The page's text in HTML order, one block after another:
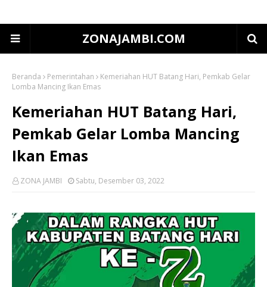
ZONAJAMBI.COM
Beranda Pemerintahan
Kemeriahan HUT Batang Hari, Pemkab Gelar
Lomba Mancing Ikan Emas
Kemeriahan HUT Batang Hari,
Pemkab Gelar Lomba Mancing
Ikan Emas
ZONA JAMBI Sabtu, Desember 03, 2022